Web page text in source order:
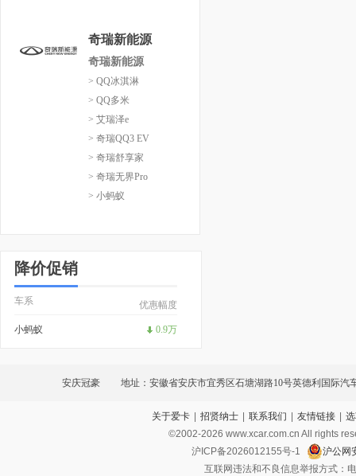
奇瑞新能源
奇瑞新能源
> QQ冰淇淋
> QQ多米
> 艾瑞泽e
> 奇瑞QQ3 EV
> 奇瑞舒享家
> 奇瑞无界Pro
> 小蚂蚁
降价促销
车系 优惠幅度
小蚂蚁 0.9万
安庆冠豪 地址：安徽省安庆市宜秀区石塘湖路10号英德利国际汽
关于爱卡 | 招贤纳士 | 联系我们 | 友情链接 |
©2002-2026 www.xcar.com.cn All rights
沪ICP备2026012155号-1
沪公网
互联网违法和不良信息举报方式：